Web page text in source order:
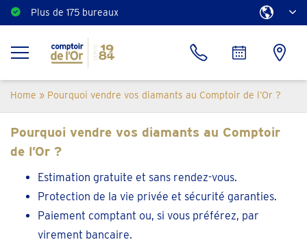
Plus de 175 bureaux
Home » Pourquoi vendre vos diamants au Comptoir de l’Or ?
Pourquoi vendre vos diamants au Comptoir
de l’Or ?
Estimation gratuite et sans rendez-vous.
Protection de la vie privée et sécurité garanties.
Paiement comptant ou, si vous préférez, par
virement bancaire.